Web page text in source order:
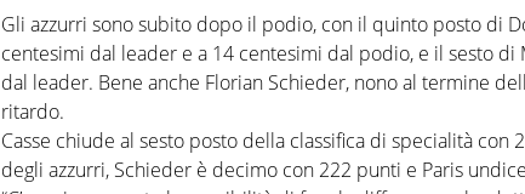
Gli azzurri sono subito dopo il podio, con il quinto posto di
centesimi dal leader e a 14 centesimi dal podio, e il sesto di
dal leader. Bene anche Florian Schieder, nono al termine
ritardo.
Casse chiude al sesto posto della classifica di specialità con
degli azzurri, Schieder è decimo con 222 punti e Paris